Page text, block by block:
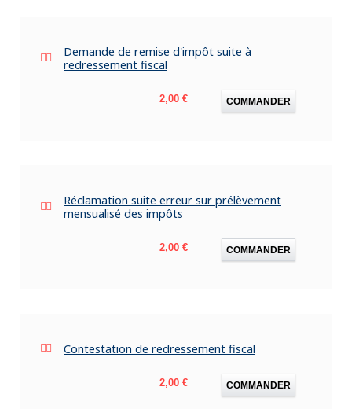
Demande de remise d'impôt suite à
redressement fiscal
Prix
2,00 € COMMANDER
Réclamation suite erreur sur prélèvement
mensualisé des impôts
Prix
2,00 € COMMANDER
Contestation de redressement fiscal
Prix
2,00 € COMMANDER